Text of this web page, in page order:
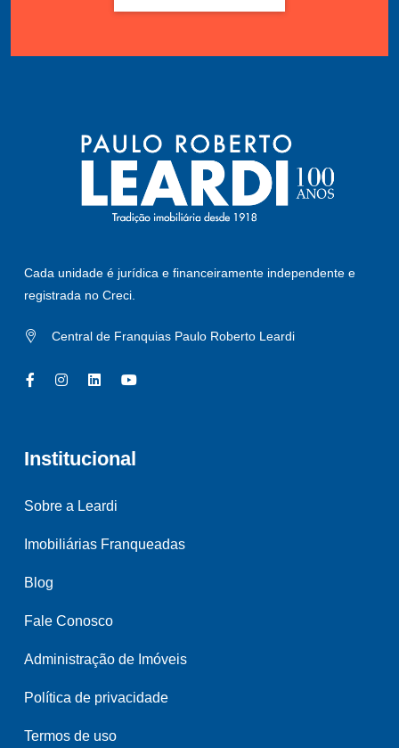
Cada unidade é jurídica e financeiramente independente e
registrada no Creci.
Central de Franquias Paulo Roberto Leardi
Institucional
Sobre a Leardi
Imobiliárias Franqueadas
Blog
Fale Conosco
Administração de Imóveis
Política de privacidade
Termos de uso